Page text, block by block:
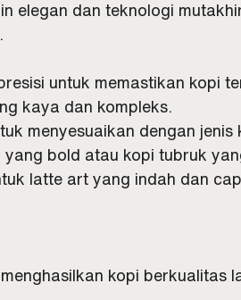
elegan dan teknologi
untuk memastikan kopi
kaya dan kompleks.
menyesuaikan dengan jenis
bold atau kopi tubruk
latte art yang indah dan
kopi berkualitas